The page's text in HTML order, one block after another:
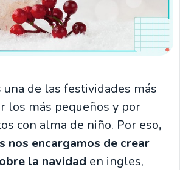
una de las festividades más
los más pequeños y por
con alma de niño. Por eso,
nos encargamos de crear
la navidad en ingles,